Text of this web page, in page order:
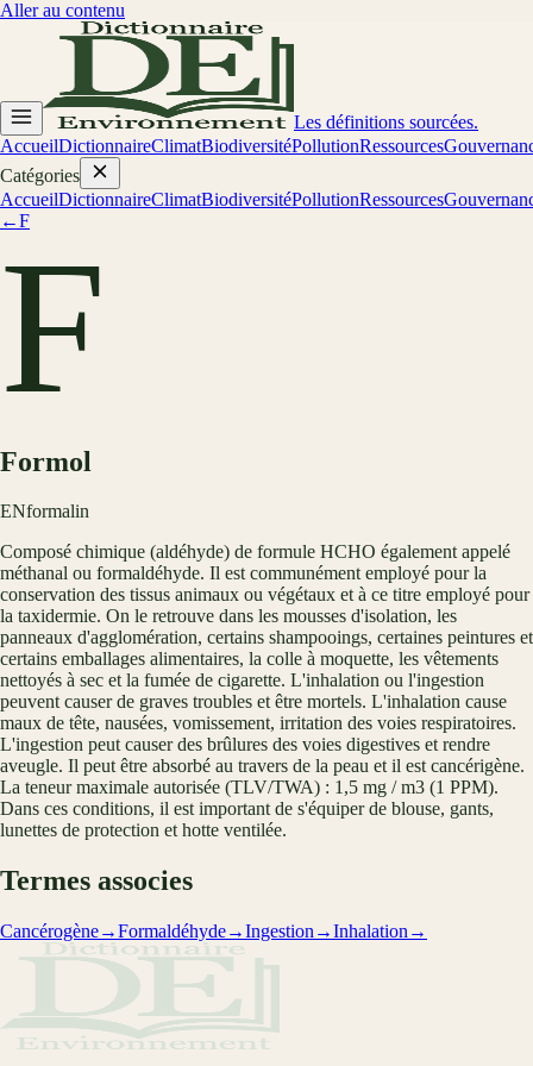
Aller au contenu
Les définitions sourcées.
AccueilDictionnaireClimatBiodiversitéPollutionRessources
Catégories
AccueilDictionnaireClimatBiodiversitéPollutionRessources
←F
F
Formol
ENformalin
Composé chimique (aldéhyde) de formule HCHO également appelé
méthanal ou formaldéhyde. Il est communément employé pour la
conservation des tissus animaux ou végétaux et à ce titre employé pour
la taxidermie. On le retrouve dans les mousses d'isolation, les
panneaux d'agglomération, certains shampooings, certaines peintures et
certains emballages alimentaires, la colle à moquette, les vêtements
nettoyés à sec et la fumée de cigarette. L'inhalation ou l'ingestion
peuvent causer de graves troubles et être mortels. L'inhalation cause
maux de tête, nausées, vomissement, irritation des voies respiratoires.
L'ingestion peut causer des brûlures des voies digestives et rendre
aveugle. Il peut être absorbé au travers de la peau et il est cancérigène.
La teneur maximale autorisée (TLV/TWA) : 1,5 mg / m3 (1 PPM).
Dans ces conditions, il est important de s'équiper de blouse, gants,
lunettes de protection et hotte ventilée.
Termes associes
Cancérogène→Formaldéhyde→Ingestion →Inhalation →